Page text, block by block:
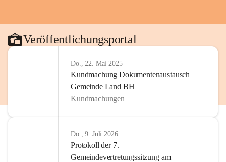
Veröffentlichungsportal
Do., 22. Mai 2025
Kundmachung Dokumentenaustausch
Gemeinde Land BH
Kundmachungen
Do., 9. Juli 2026
Protokoll der 7.
Gemeindevertretungssitzung am